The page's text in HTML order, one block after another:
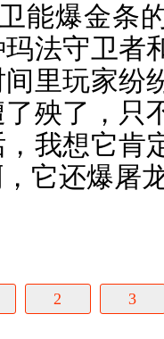
能爆金条
法守卫者
里玩家纷
殃了，只
我想它肯
它还爆屠
2 3